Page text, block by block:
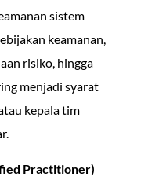
sistem
keamanan,
risiko, hingga
menjadi syarat
kepala tim
Practitioner)